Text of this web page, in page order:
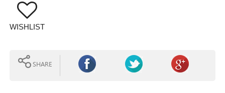
WISHLIST
SHARE